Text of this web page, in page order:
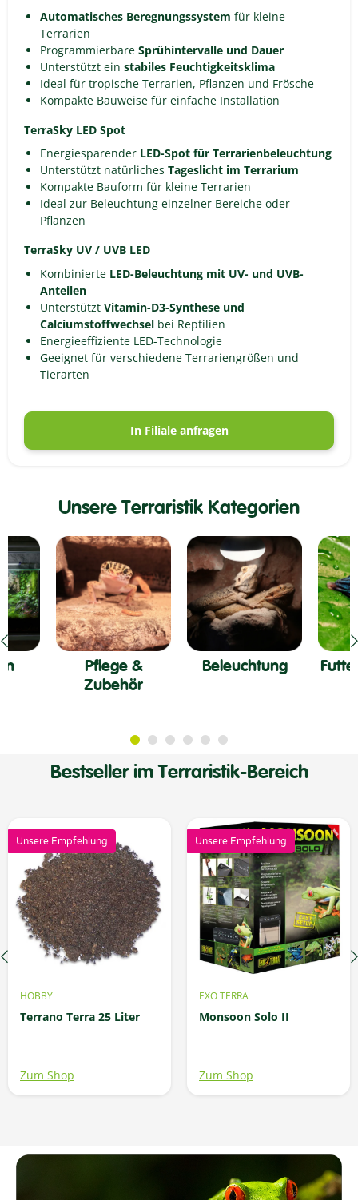
Automatisches Beregnungssystem für kleine
Terrarien
Programmierbare Sprühintervalle und Dauer
Unterstützt ein stabiles Feuchtigkeitsklima
Ideal für tropische Terrarien, Pflanzen und Frösche
Kompakte Bauweise für einfache Installation
TerraSky LED Spot
Energiesparender LED-Spot für Terrarienbeleuchtung
Unterstützt natürliches Tageslicht im Terrarium
Kompakte Bauform für kleine Terrarien
Ideal zur Beleuchtung einzelner Bereiche oder
Pflanzen
TerraSky UV / UVB LED
Kombinierte LED-Beleuchtung mit UV- und UVB-
Anteilen
Unterstützt Vitamin-D3-Synthese und
Calciumstoffwechsel bei Reptilien
Energieeffiziente LED-Technologie
Geeignet für verschiedene Terrariengrößen und
Tierarten
In Filiale anfragen
Unsere Terraristik Kategorien
Pflege &
Zubehör
Beleuchtung
Bestseller im Terraristik-Bereich
Unsere Empfehlung
HOBBY
Terrano Terra 25 Liter
Zum Shop
Unsere Empfehlung
EXO TERRA
Monsoon Solo II
Zum Shop